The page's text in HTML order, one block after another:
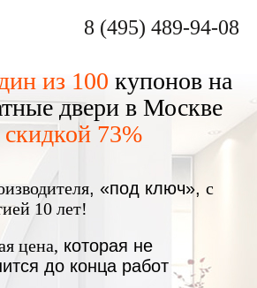
8 (495) 489-94-08
из 100 купонов на
двери в Москве
скидкой 73%
, «под ключ», с
10 лет!
цена, которая не
до конца работ